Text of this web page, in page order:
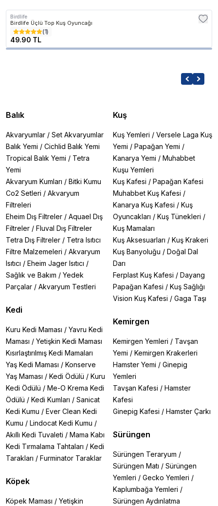
Birdlife
Birdlife Üçlü Top Kuş Oyuncağı
(1)
49.90 TL
Balık
Akvaryumlar / Set Akvaryumlar
Balık Yemi / Cichlid Balık Yemi
Tropical Balık Yemi / Tetra
Yemi
Akvaryum Kumları / Bitki Kumu
Co2 Setleri / Akvaryum
Filtreleri
Eheim Dış Filtreler / Aquael Dış
Filtreler / Fluval Dış Filtreler
Tetra Dış Filtreler / Tetra Isıtıcı
Filtre Malzemeleri / Akvaryum
Isıtıcı / Eheim Jager Isıtıcı /
Sağlık ve Bakım / Yedek
Parçalar / Akvaryum Testleri
Kedi
Kuru Kedi Maması / Yavru Kedi
Maması / Yetişkin Kedi Maması
Kısırlaştırılmış Kedi Mamaları
Yaş Kedi Maması / Konserve
Yaş Maması / Kedi Ödülü / Kuru
Kedi Ödülü / Me-O Krema Kedi
Ödülü / Kedi Kumları / Sanicat
Kedi Kumu / Ever Clean Kedi
Kumu / Lindocat Kedi Kumu /
Akıllı Kedi Tuvaleti / Mama Kabı
Kedi Tırmalama Tahtaları / Kedi
Tarakları / Furminator Taraklar
Köpek
Köpek Maması / Yetişkin
Kuş
Kuş Yemleri / Versele Laga Kuş
Yemi / Papağan Yemi /
Kanarya Yemi / Muhabbet
Kuşu Yemleri
Kuş Kafesi / Papağan Kafesi
Muhabbet Kuş Kafesi /
Kanarya Kuş Kafesi / Kuş
Oyuncakları / Kuş Tünekleri /
Kuş Mamaları
Kuş Aksesuarları / Kuş Krakeri
Kuş Banyoluğu / Doğal Dal
Darı
Ferplast Kuş Kafesi / Dayang
Papağan Kafesi / Kuş Sağlığı
Vision Kuş Kafesi / Gaga Taşı
Kemirgen
Kemirgen Yemleri / Tavşan
Yemi / Kemirgen Krakerleri
Hamster Yemi / Ginepig
Yemleri
Tavşan Kafesi / Hamster
Kafesi
Ginepig Kafesi / Hamster Çarkı
Sürüngen
Sürüngen Teraryum /
Sürüngen Matı / Sürüngen
Yemleri / Gecko Yemleri /
Kaplumbağa Yemleri /
Sürüngen Aydınlatma